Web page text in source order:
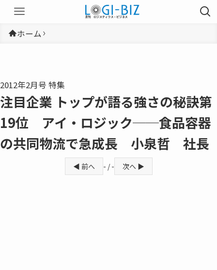
ホーム
2012年2月号 特集
注目企業 トップが語る強さの秘訣第
19位 アイ・ロジック──食品容器
の共同物流で急成長 小泉哲 社長
◀ 前へ - / - 次へ ▶